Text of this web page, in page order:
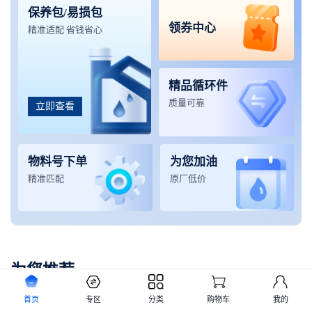
保养包/易损包
精准适配 省钱省心
立即查看
领券中心
精品循环件
质量可靠
物料号下单
精准匹配
为您加油
原厂低价
为您推荐
首页 专区 分类 购物车 我的